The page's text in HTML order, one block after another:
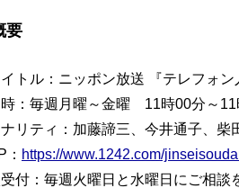
要
トル：ニッポン放送 『テレフォン
：毎週月曜～金曜 11時00分～11
リティ：加藤諦三、今井通子、柴
https://www.1242.com/
付：毎週火曜日と水曜日にご相談